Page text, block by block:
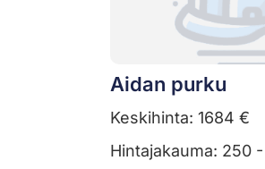
Aidan purku
Keskihinta: 1684 €
Hintajakauma: 250